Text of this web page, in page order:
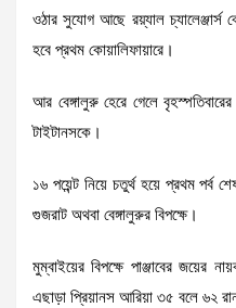
ওঠার সুযোগ আছে রয়্যাল চ্যালেঞ্জার্স
হবে প্রথম কোয়ালিফায়ারে।
আর বেঙ্গালুরু হেরে গেলে
টাইটানসকে।
১৬ পয়েন্ট নিয়ে চতুর্থ হয়ে প্রথম পর্ব
গুজরাট অথবা বেঙ্গালুরুর বিপক্ষে।
মুম্বাইয়ের বিপক্ষে পাঞ্জাবের
এছাড়া প্রিয়ানস আরিয়া ৩৫ বলে ৬২